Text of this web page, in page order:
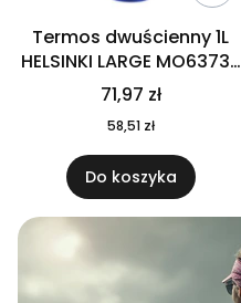
Termos dwuścienny 1L
HELSINKI LARGE MO6373-
04
71,97 zł
58,51 zł
Do koszyka